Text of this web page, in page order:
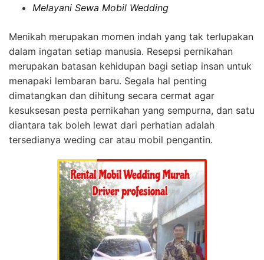
Melayani Sewa Mobil Wedding
Menikah merupakan momen indah yang tak terlupakan
dalam ingatan setiap manusia. Resepsi pernikahan
merupakan batasan kehidupan bagi setiap insan untuk
menapaki lembaran baru. Segala hal penting
dimatangkan dan dihitung secara cermat agar
kesuksesan pesta pernikahan yang sempurna, dan satu
diantara tak boleh lewat dari perhatian adalah
tersedianya weding car atau mobil pengantin.